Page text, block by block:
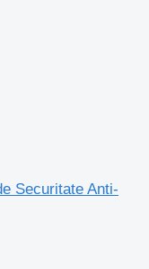
Securitate Anti-